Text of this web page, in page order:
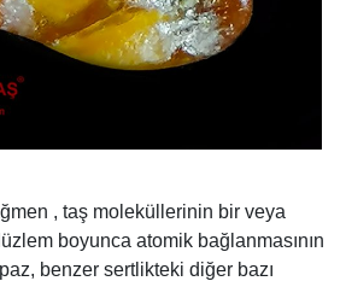
, taş moleküllerinin bir veya
boyunca atomik bağlanmasının
benzer sertlikteki diğer bazı